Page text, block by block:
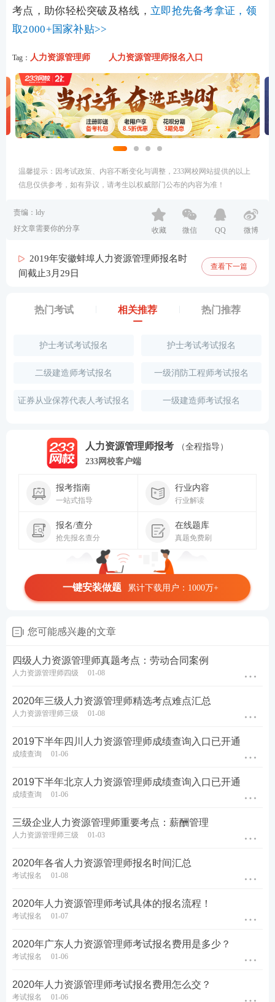
考点，助你轻松突破及格线， 立即抢先备考拿证，领
取2000+国家补贴>>
Tag： 人力资源管理师 人力资源管理师报名入口
温馨提示：因考试政策、内容不断变化与调整，233网校网站提供的以上
信息仅供参考，如有异议，请考生以权威部门公布的内容为准！
责编：ldy
好文章需要你的分享
收藏 微信 QQ 微博
2019年安徽蚌埠人力资源管理师报名时
间截止3月29日
查看下一篇
热门考试 相关推荐 热门推荐
护士考试考试报名 护士考试考试报名
二级建造师考试报名 一级消防工程师考试报名
证券从业保荐代表人考试报名 一级建造师考试报名
人力资源管理师报考
（全程指导）
233网校客户端
报考指南
一站式指导
行业内容
行业解读
报名/查分
抢先报名查分
在线题库
真题免费刷
一键安装做题 累计下载用户：1000万+
您可能感兴趣的文章
四级人力资源管理师真题考点：劳动合同案例
人力资源管理师四级 01-08
2020年三级人力资源管理师精选考点难点汇总
人力资源管理师三级 01-08
2019下半年四川人力资源管理师成绩查询入口已开通
成绩查询 01-06
2019下半年北京人力资源管理师成绩查询入口已开通
成绩查询 01-06
三级企业人力资源管理师重要考点：薪酬管理
人力资源管理师三级 01-03
2020年各省人力资源管理师报名时间汇总
考试报名 01-08
2020年人力资源管理师考试具体的报名流程！
考试报名 01-07
2020年广东人力资源管理师考试报名费用是多少？
考试报名 01-06
2020年人力资源管理师考试报名费用怎么交？
考试报名 01-06